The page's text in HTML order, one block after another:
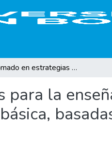
Diplomado en estrategias didácticas para la enseñanza-aprendizaje de las ciencias naturales en educación básica, basadas en el enfoque por competencias.
la